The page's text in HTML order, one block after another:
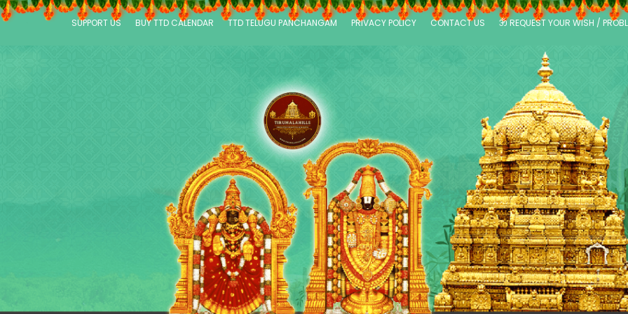
SUPPORT US BUY TTD CALENDAR TTD TELUGU PANCHANGAM PRIVACY POLICY CONTACT US ॐ REQUEST YOUR WISH /